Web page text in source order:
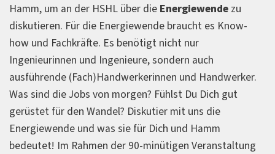
Hamm, um an der HSHL über die Energiewende zu
diskutieren. Für die Energiewende braucht es Know-
how und Fachkräfte. Es benötigt nicht nur
Ingenieurinnen und Ingenieure, sondern auch
ausführende (Fach)Handwerkerinnen und Handwerker.
Was sind die Jobs von morgen? Fühlst Du Dich gut
gerüstet für den Wandel? Diskutier mit uns die
Energiewende und was sie für Dich und Hamm
bedeutet! Im Rahmen der 90-minütigen Veranstaltung